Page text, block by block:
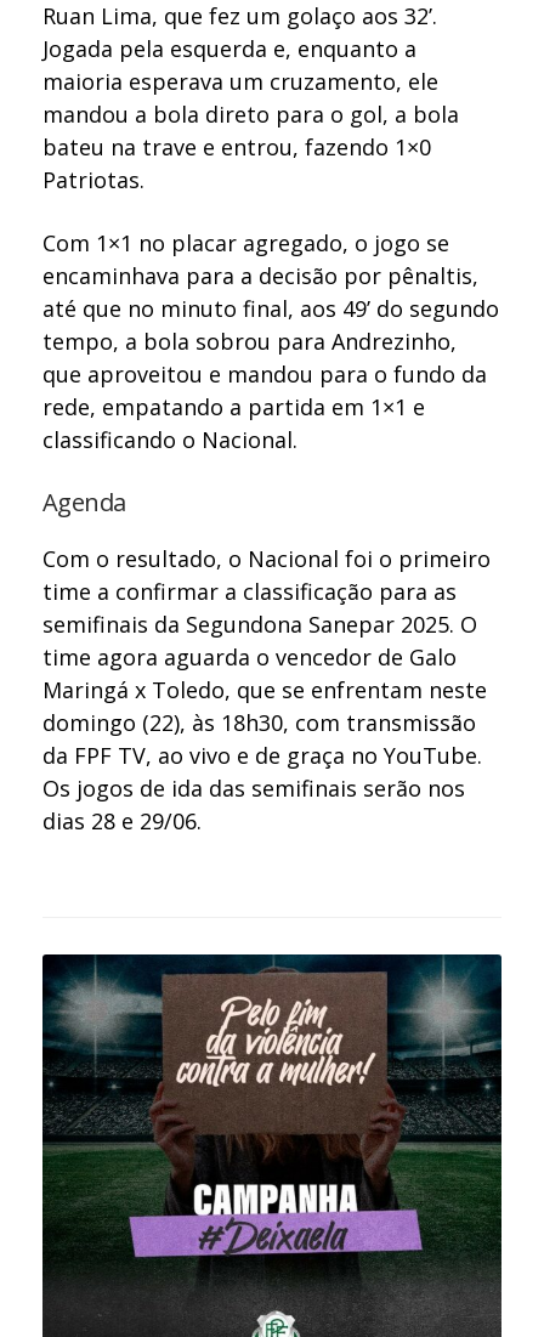
Ruan Lima, que fez um golaço aos 32’.
Jogada pela esquerda e, enquanto a
maioria esperava um cruzamento, ele
mandou a bola direto para o gol, a bola
bateu na trave e entrou, fazendo 1×0
Patriotas.
Com 1×1 no placar agregado, o jogo se
encaminhava para a decisão por pênaltis,
até que no minuto final, aos 49’ do segundo
tempo, a bola sobrou para Andrezinho,
que aproveitou e mandou para o fundo da
rede, empatando a partida em 1×1 e
classificando o Nacional.
Agenda
Com o resultado, o Nacional foi o primeiro
time a confirmar a classificação para as
semifinais da Segundona Sanepar 2025. O
time agora aguarda o vencedor de Galo
Maringá x Toledo, que se enfrentam neste
domingo (22), às 18h30, com transmissão
da FPF TV, ao vivo e de graça no YouTube.
Os jogos de ida das semifinais serão nos
dias 28 e 29/06.